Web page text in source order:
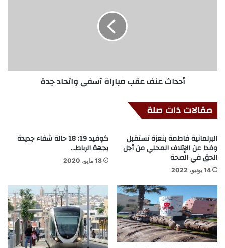
أحداث عنف عقب مباراة آسفي واتحاد جدة
مقالات ذات صلة
البرلمانية فاطمة بنعزة تستقبل
وفدا عن الإتلاف المحلي من أجل
الحق في الصحة
14 يونيو، 2022
كوفيد 19: 18 حالة شفاء جديدة
بجهة الرباط…
18 مايو، 2020